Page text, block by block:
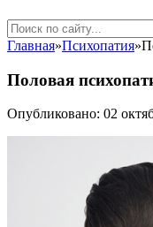
Главная»Психопатия»
Половая
Опубликовано: 02